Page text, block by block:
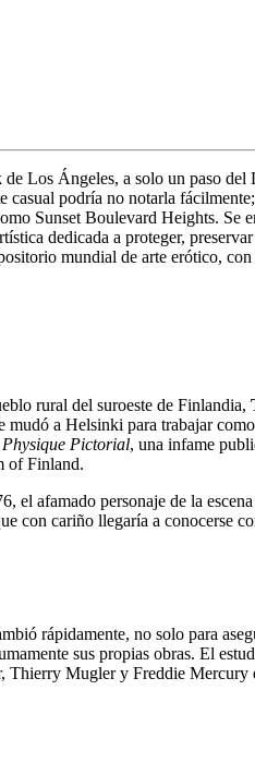
Los Ángeles, a solo un paso del
podría no notarla
Sunset Boulevard Heights. Se
dedicada a proteger,
mundial de arte erótico,
rural del suroeste de Finlandia,
a Helsinki para trabajar
Physique Pictorial, una infame
of Finland.
el afamado personaje de la
con cariño llegaría a
rápidamente, no solo para
sus propias obras. El
Mugler y Freddie